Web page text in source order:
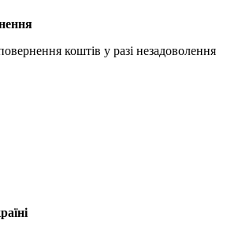
коштів у разі незадоволення